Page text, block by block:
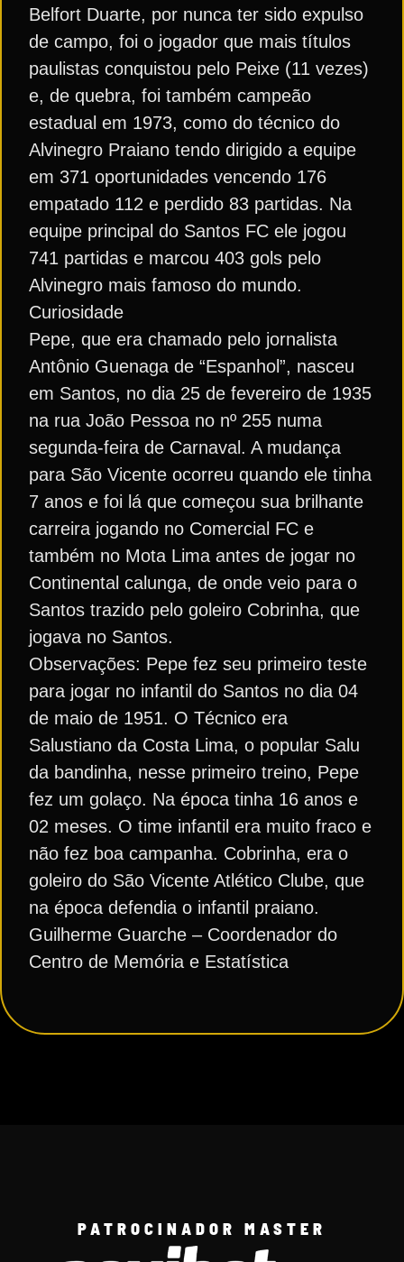
Belfort Duarte, por nunca ter sido expulso
de campo, foi o jogador que mais títulos
paulistas conquistou pelo Peixe (11 vezes)
e, de quebra, foi também campeão
estadual em 1973, como do técnico do
Alvinegro Praiano tendo dirigido a equipe
em 371 oportunidades vencendo 176
empatado 112 e perdido 83 partidas. Na
equipe principal do Santos FC ele jogou
741 partidas e marcou 403 gols pelo
Alvinegro mais famoso do mundo.
Curiosidade
Pepe, que era chamado pelo jornalista
Antônio Guenaga de “Espanhol”, nasceu
em Santos, no dia 25 de fevereiro de 1935
na rua João Pessoa no nº 255 numa
segunda-feira de Carnaval. A mudança
para São Vicente ocorreu quando ele tinha
7 anos e foi lá que começou sua brilhante
carreira jogando no Comercial FC e
também no Mota Lima antes de jogar no
Continental calunga, de onde veio para o
Santos trazido pelo goleiro Cobrinha, que
jogava no Santos.
Observações: Pepe fez seu primeiro teste
para jogar no infantil do Santos no dia 04
de maio de 1951. O Técnico era
Salustiano da Costa Lima, o popular Salu
da bandinha, nesse primeiro treino, Pepe
fez um golaço. Na época tinha 16 anos e
02 meses. O time infantil era muito fraco e
não fez boa campanha. Cobrinha, era o
goleiro do São Vicente Atlético Clube, que
na época defendia o infantil praiano.
Guilherme Guarche – Coordenador do
Centro de Memória e Estatística
PATROCINADOR MASTER